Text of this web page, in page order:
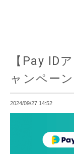
【Pay ID
ャンペーン
2024/09/27 14:52